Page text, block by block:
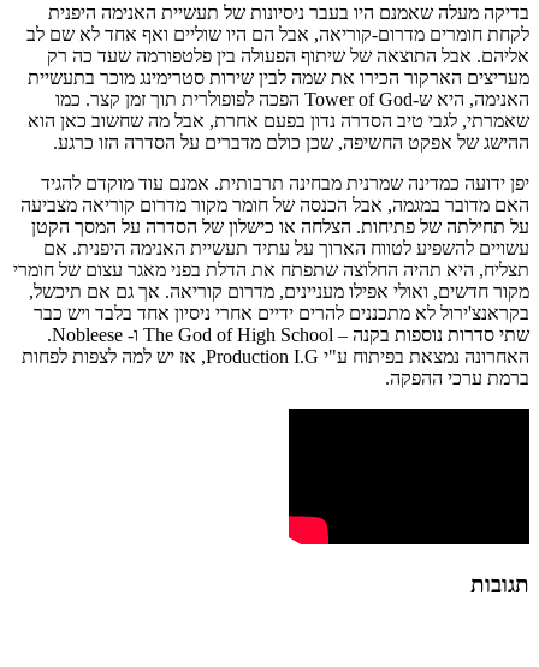
בדיקה מעלה שאמנם היו בעבר ניסיונות של תעשיית האנימה היפנית
לקחת חומרים מדרום-קוריאה, אבל הם היו שוליים ואף אחד לא שם לב
אליהם. אבל התוצאה של שיתוף הפעולה בין פלטפורמה שעד כה רק
מעריצים הארקור הכירו את שמה לבין שירות סטרימינג מוכר בתעשיית
האנימה, היא ש-Tower of God הפכה לפופולרית תוך זמן קצר. כמו
שאמרתי, לגבי טיב הסדרה נדון בפעם אחרת, אבל מה שחשוב כאן הוא
ההישג של אפקט החשיפה, שכן כולם מדברים על הסדרה הזו כרגע.
יפן ידועה כמדינה שמרנית מבחינה תרבותית. אמנם עוד מוקדם להגיד
האם מדובר במגמה, אבל הכנסה של חומר מקור מדרום קוריאה מצביעה
על תחילתה של פתיחות. הצלחה או כישלון של הסדרה על המסך הקטן
עשויים להשפיע לטווח הארוך על עתיד תעשיית האנימה היפנית. אם
תצליח, היא תהיה החלוצה שתפתח את הדלת בפני מאגר עצום של חומרי
מקור חדשים, ואולי אפילו מעניינים, מדרום קוריאה. אך גם אם תיכשל,
בקראנצ'ירול לא מתכננים להרים ידיים אחרי ניסיון אחד בלבד ויש כבר
שתי סדרות נוספות בקנה – The God of High School ו- Nobleese.
האחרונה נמצאת בפיתוח ע"י Production I.G, אז יש למה לצפות לפחות
ברמת ערכי ההפקה.
תגובות